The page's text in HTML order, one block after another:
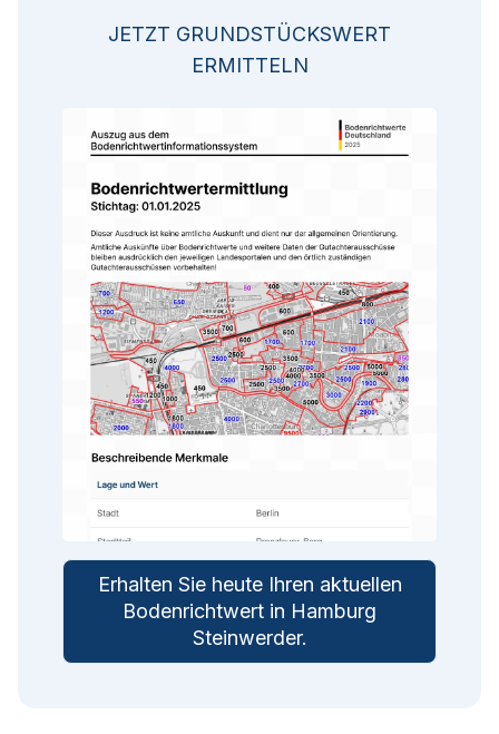
JETZT GRUNDSTÜCKSWERT
ERMITTELN
Erhalten Sie heute Ihren aktuellen
Bodenrichtwert in Hamburg
Steinwerder.